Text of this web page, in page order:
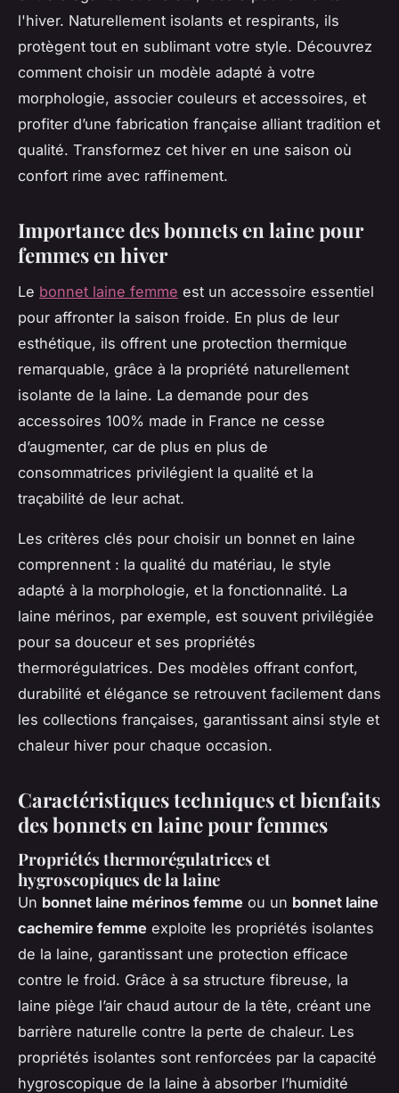
l'hiver. Naturellement isolants et respirants, ils
protègent tout en sublimant votre style. Découvrez
comment choisir un modèle adapté à votre
morphologie, associer couleurs et accessoires, et
profiter d’une fabrication française alliant tradition et
qualité. Transformez cet hiver en une saison où
confort rime avec raffinement.
Importance des bonnets en laine pour
femmes en hiver
Le bonnet laine femme est un accessoire essentiel
pour affronter la saison froide. En plus de leur
esthétique, ils offrent une protection thermique
remarquable, grâce à la propriété naturellement
isolante de la laine. La demande pour des
accessoires 100% made in France ne cesse
d’augmenter, car de plus en plus de
consommatrices privilégient la qualité et la
traçabilité de leur achat.
Les critères clés pour choisir un bonnet en laine
comprennent : la qualité du matériau, le style
adapté à la morphologie, et la fonctionnalité. La
laine mérinos, par exemple, est souvent privilégiée
pour sa douceur et ses propriétés
thermorégulatrices. Des modèles offrant confort,
durabilité et élégance se retrouvent facilement dans
les collections françaises, garantissant ainsi style et
chaleur hiver pour chaque occasion.
Caractéristiques techniques et bienfaits
des bonnets en laine pour femmes
Propriétés thermorégulatrices et
hygroscopiques de la laine
Un bonnet laine mérinos femme ou un bonnet laine
cachemire femme exploite les propriétés isolantes
de la laine, garantissant une protection efficace
contre le froid. Grâce à sa structure fibreuse, la
laine piège l’air chaud autour de la tête, créant une
barrière naturelle contre la perte de chaleur. Les
propriétés isolantes sont renforcées par la capacité
hygroscopique de la laine à absorber l’humidité